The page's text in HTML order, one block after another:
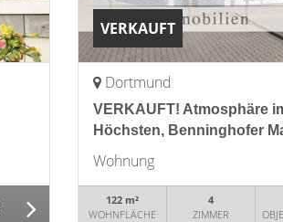
VERKAUFT
Dortmund
VERKAUFT! Atmosphäre
Höchsten, Benninghofer
Wohnung
122 m²
WOHNFLÄCHE
4
ZIMMER